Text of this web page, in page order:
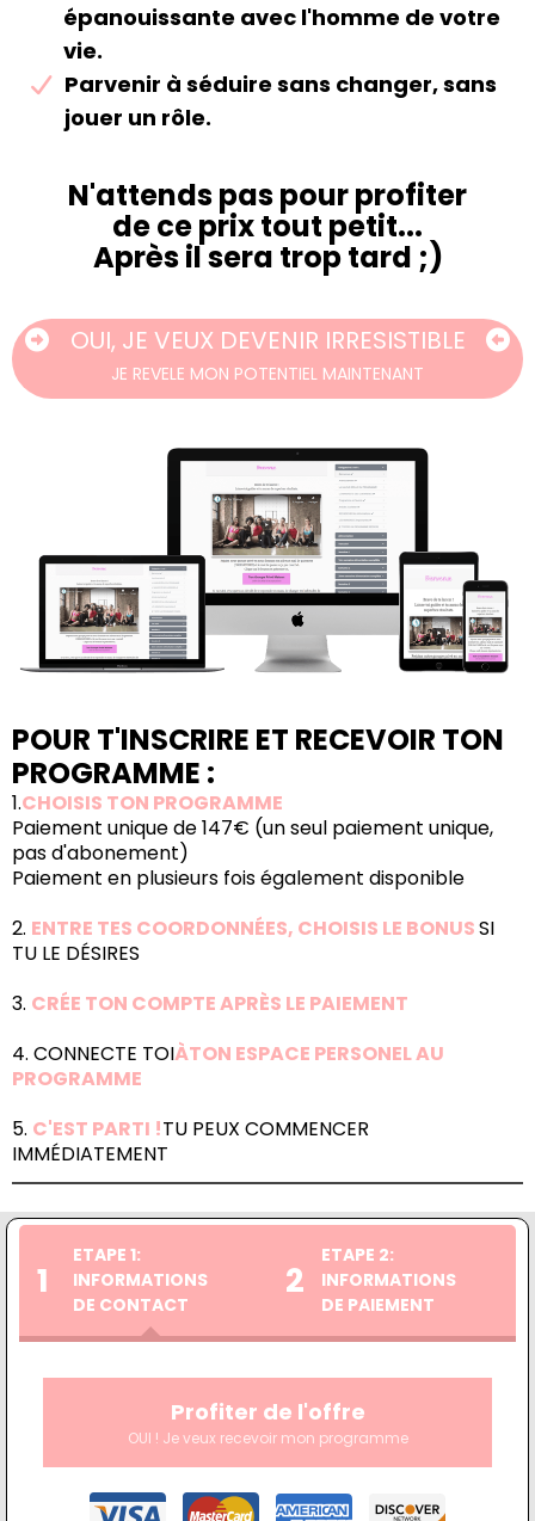
épanouissante avec l'homme de votre
vie.
​Parvenir à séduire sans changer, sans
jouer un rôle.
N'attends pas pour profiter
de ce prix tout petit...
Après il sera trop tard ;)
OUI, JE VEUX DEVENIR IRRESISTIBLE
JE REVELE MON POTENTIEL MAINTENANT
POUR T'INSCRIRE ET RECEVOIR TON
PROGRAMME :
1.CHOISIS TON PROGRAMME
Paiement unique de 147€ (un seul paiement unique,
pas d'abonement)
Paiement en plusieurs fois également disponible
2. ENTRE TES COORDONNÉES, CHOISIS LE BONUSSI
TU LE DÉSIRES
3. CRÉE TON COMPTE APRÈS LE PAIEMENT
4. CONNECTE TOIÀTON ESPACE PERSONEL AU
PROGRAMME
5. C'EST PARTI !TU PEUX COMMENCER
IMMÉDIATEMENT
1
ETAPE 1:
INFORMATIONS
DE CONTACT
2
ETAPE 2:
INFORMATIONS
DE PAIEMENT
Profiter de l'offre
OUI ! Je veux recevoir mon programme